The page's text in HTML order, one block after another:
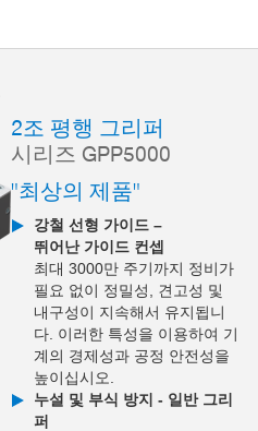
2조 평행 그리퍼
시리즈 GPP5000
"최상의 제품"
강철 선형 가이드 –
뛰어난 가이드 컨셉
최대 3000만 주기까지 정비가
필요 없이 정밀성, 견고성 및
내구성이 지속해서 유지됩니
다. 이러한 특성을 이용하여 기
계의 경제성과 공정 안전성을
높이십시오.
누설 및 부식 방지 - 일반 그리
퍼